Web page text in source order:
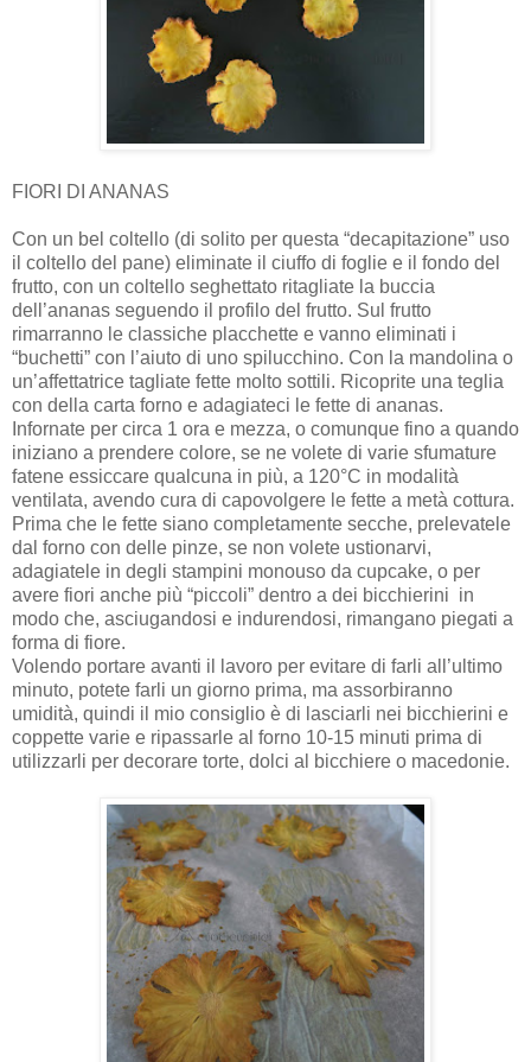
FIORI DI ANANAS
Con un bel coltello (di solito per questa “decapitazione” uso
il coltello del pane) eliminate il ciuffo di foglie e il fondo del
frutto, con un coltello seghettato ritagliate la buccia
dell’ananas seguendo il profilo del frutto. Sul frutto
rimarranno le classiche placchette e vanno eliminati i
“buchetti” con l’aiuto di uno spilucchino. Con la mandolina o
un’affettatrice tagliate fette molto sottili. Ricoprite una teglia
con della carta forno e adagiateci le fette di ananas.
Infornate per circa 1 ora e mezza, o comunque fino a quando
iniziano a prendere colore, se ne volete di varie sfumature
fatene essiccare qualcuna in più, a 120°C in modalità
ventilata, avendo cura di capovolgere le fette a metà cottura.
Prima che le fette siano completamente secche, prelevatele
dal forno con delle pinze, se non volete ustionarvi,
adagiatele in degli stampini monouso da cupcake, o per
avere fiori anche più “piccoli” dentro a dei bicchierini in
modo che, asciugandosi e indurendosi, rimangano piegati a
forma di fiore.
Volendo portare avanti il lavoro per evitare di farli all’ultimo
minuto, potete farli un giorno prima, ma assorbiranno
umidità, quindi il mio consiglio è di lasciarli nei bicchierini e
coppette varie e ripassarle al forno 10-15 minuti prima di
utilizzarli per decorare torte, dolci al bicchiere o macedonie.